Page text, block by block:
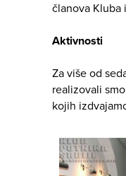
članova Kluba
Aktivnosti
Za više od
realizovali
kojih